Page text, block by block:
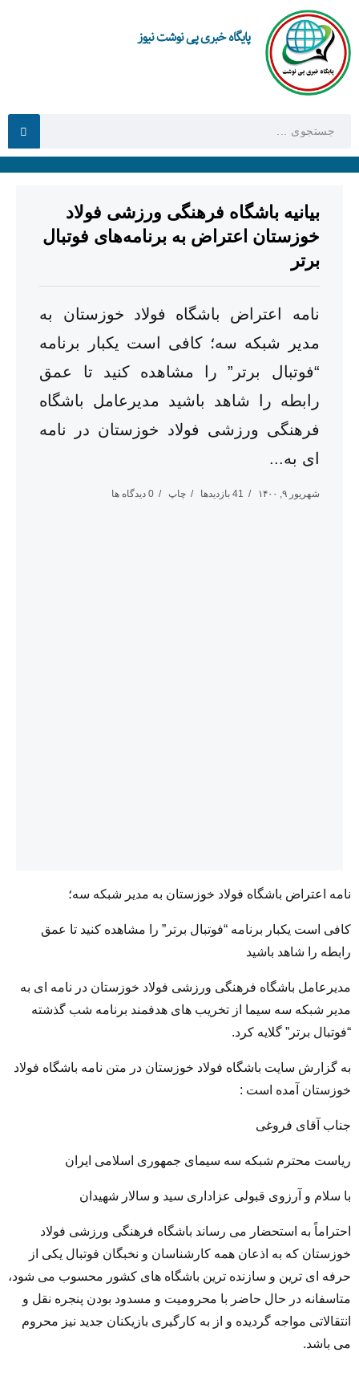
پایگاه خبری پی نوشت نیوز
بیانیه باشگاه فرهنگی ورزشی فولاد
خوزستان اعتراض به برنامه‌های فوتبال
برتر
نامه اعتراض باشگاه فولاد خوزستان به
مدیر شبکه سه؛ کافی است یکبار برنامه
“فوتبال برتر” را مشاهده کنید تا عمق
رابطه را شاهد باشید مدیرعامل باشگاه
فرهنگی ورزشی فولاد خوزستان در نامه
ای به...
شهریور ۹, ۱۴۰۰ 41 بازدیدها چاپ 0 دیدگاه ها
نامه اعتراض باشگاه فولاد خوزستان به مدیر شبکه سه؛
کافی است یکبار برنامه “فوتبال برتر” را مشاهده کنید تا عمق
رابطه را شاهد باشید
مدیرعامل باشگاه فرهنگی ورزشی فولاد خوزستان در نامه ای به
مدیر شبکه سه سیما از تخریب های هدفمند برنامه شب گذشته
“فوتبال برتر” گلایه کرد.
به گزارش سایت باشگاه فولاد خوزستان در متن نامه باشگاه فولاد
خوزستان آمده است :
جناب آقای فروغی
ریاست محترم شبکه سه سیمای جمهوری اسلامی ایران
با سلام و آرزوی قبولی عزاداری سید و سالار شهیدان
احتراماً به استحضار می رساند باشگاه فرهنگی ورزشی فولاد
خوزستان که به اذعان همه کارشناسان و نخبگان فوتبال یکی از
حرفه ای ترین و سازنده ترین باشگاه های کشور محسوب می شود،
متاسفانه در حال حاضر با محرومیت و مسدود بودن پنجره نقل و
انتقالاتی مواجه گردیده و از به کارگیری بازیکنان جدید نیز محروم
می باشد.